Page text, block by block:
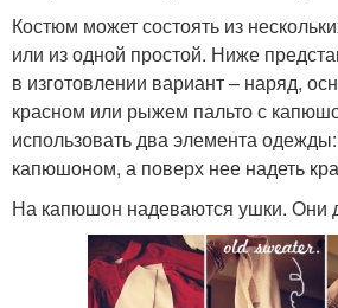
Костюм может состоять из
или из одной простой. Ниже
в изготовлении вариант – наряд,
красном или рыжем пальто с
использовать два элемента
капюшоном, а поверх нее надеть
На капюшон надеваются ушки. Они